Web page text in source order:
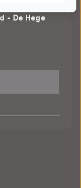
- De Hege